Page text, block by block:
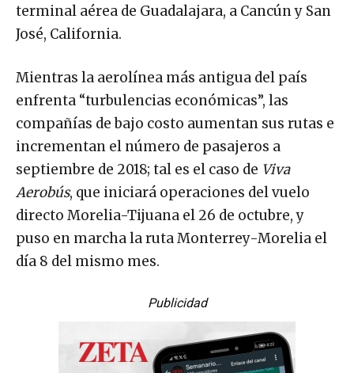
terminal aérea de Guadalajara, a Cancún y San
José, California.
Mientras la aerolínea más antigua del país
enfrenta “turbulencias económicas”, las
compañías de bajo costo aumentan sus rutas e
incrementan el número de pasajeros a
septiembre de 2018; tal es el caso de Viva
Aerobús, que iniciará operaciones del vuelo
directo Morelia-Tijuana el 26 de octubre, y
puso en marcha la ruta Monterrey-Morelia el
día 8 del mismo mes.
Publicidad